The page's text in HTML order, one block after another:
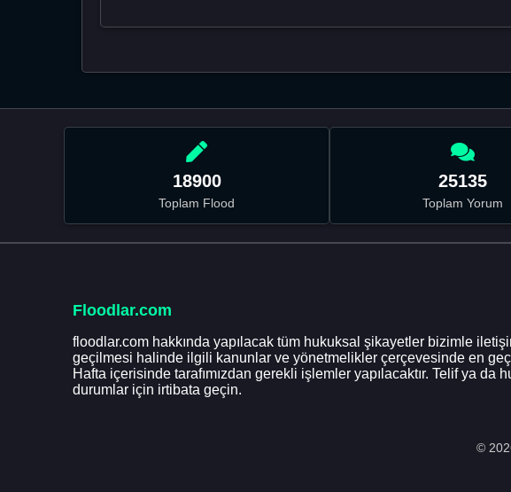
18900
Toplam Flood
25135
Toplam Yorum
Floodlar.com
floodlar.com hakkında yapılacak tüm hukuksal şikayetler bizimle
geçilmesi halinde ilgili kanunlar ve yönetmelikler çerçevesinde en
Hafta içerisinde tarafımızdan gerekli işlemler yapılacaktır. Telif ya da
durumlar için irtibata geçin.
©